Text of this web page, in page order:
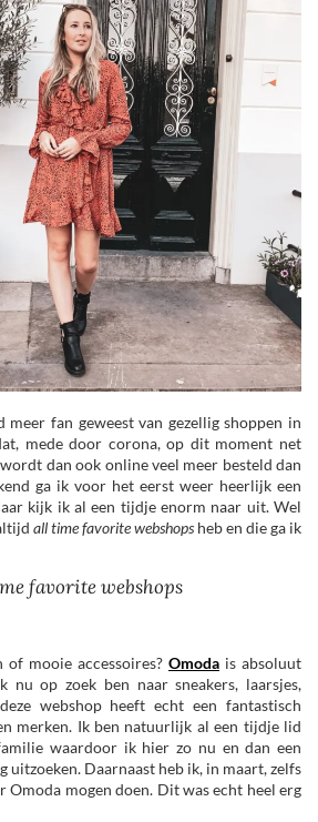
fan geweest van gezellig shoppen in
mede door corona, op dit moment net
dan ook online veel meer besteld dan
ga ik voor het eerst weer heerlijk een
kijk ik al een tijdje enorm naar uit. Wel
all time favorite webshops heb en die ga ik
favorite webshops
of mooie accessoires? Omoda is absoluut
op zoek ben naar sneakers, laarsjes,
webshop heeft echt een fantastisch
merken. Ik ben natuurlijk al een tijdje lid
waardoor ik hier zo nu en dan een
uitzoeken. Daarnaast heb ik, in maart, zelfs
mogen doen. Dit was echt heel erg